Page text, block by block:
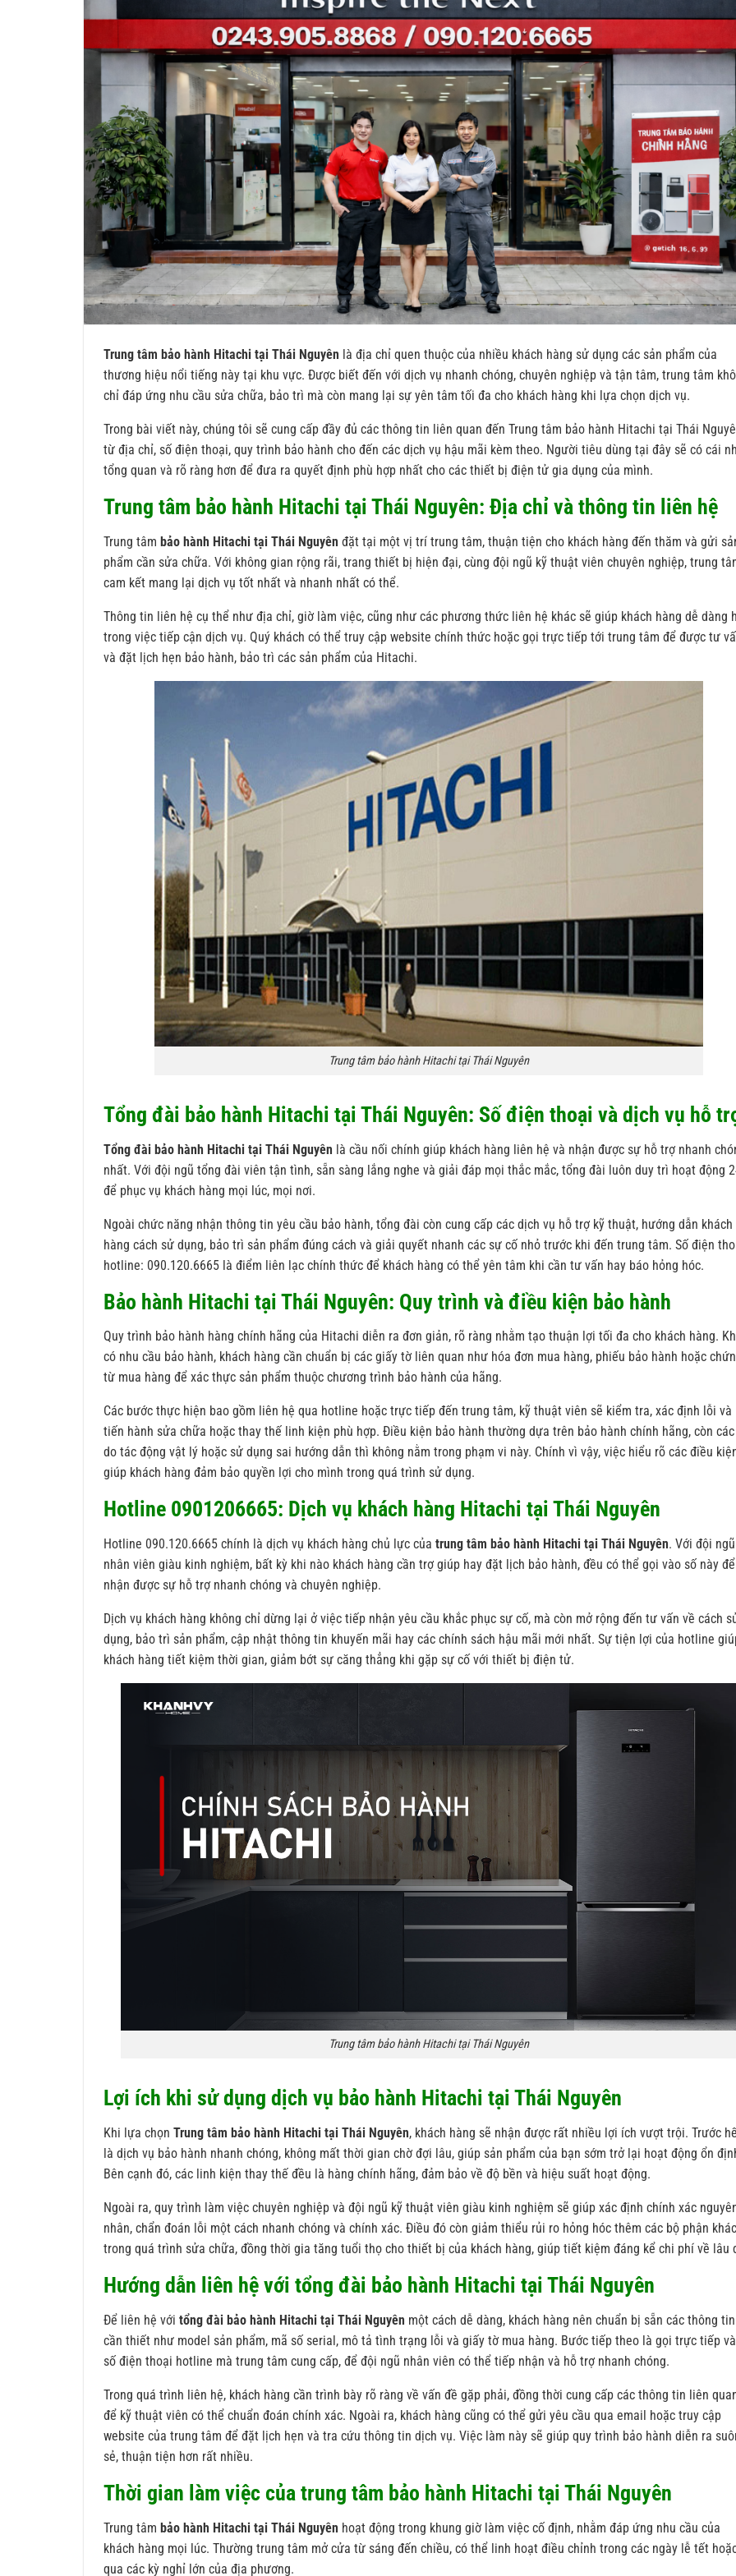
Trung tâm bảo hành Hitachi tại Thái Nguyên là địa chỉ quen thuộc của nhiều khách hàng sử dụng các sản phẩm của
thương hiệu nổi tiếng này tại khu vực. Được biết đến với dịch vụ nhanh chóng, chuyên nghiệp và tận tâm, trung tâm
chỉ đáp ứng nhu cầu sửa chữa, bảo trì mà còn mang lại sự yên tâm tối đa cho khách hàng khi lựa chọn dịch vụ.
Trong bài viết này, chúng tôi sẽ cung cấp đầy đủ các thông tin liên quan đến Trung tâm bảo hành Hitachi tại Thái
từ địa chỉ, số điện thoại, quy trình bảo hành cho đến các dịch vụ hậu mãi kèm theo. Người tiêu dùng tại đây sẽ có cái
tổng quan và rõ ràng hơn để đưa ra quyết định phù hợp nhất cho các thiết bị điện tử gia dụng của mình.
Trung tâm bảo hành Hitachi tại Thái Nguyên: Địa chỉ và thông tin liên hệ
Trung tâm bảo hành Hitachi tại Thái Nguyên đặt tại một vị trí trung tâm, thuận tiện cho khách hàng đến thăm và gửi
phẩm cần sửa chữa. Với không gian rộng rãi, trang thiết bị hiện đại, cùng đội ngũ kỹ thuật viên chuyên nghiệp, trung
cam kết mang lại dịch vụ tốt nhất và nhanh nhất có thể.
Thông tin liên hệ cụ thể như địa chỉ, giờ làm việc, cũng như các phương thức liên hệ khác sẽ giúp khách hàng dễ dàng
trong việc tiếp cận dịch vụ. Quý khách có thể truy cập website chính thức hoặc gọi trực tiếp tới trung tâm để được tư
và đặt lịch hẹn bảo hành, bảo trì các sản phẩm của Hitachi.
Trung tâm bảo hành Hitachi tại Thái Nguyên
Tổng đài bảo hành Hitachi tại Thái Nguyên: Số điện thoại và dịch vụ hỗ
Tổng đài bảo hành Hitachi tại Thái Nguyên là cầu nối chính giúp khách hàng liên hệ và nhận được sự hỗ trợ nhanh
nhất. Với đội ngũ tổng đài viên tận tình, sẵn sàng lắng nghe và giải đáp mọi thắc mắc, tổng đài luôn duy trì hoạt động
để phục vụ khách hàng mọi lúc, mọi nơi.
Ngoài chức năng nhận thông tin yêu cầu bảo hành, tổng đài còn cung cấp các dịch vụ hỗ trợ kỹ thuật, hướng dẫn khách
hàng cách sử dụng, bảo trì sản phẩm đúng cách và giải quyết nhanh các sự cố nhỏ trước khi đến trung tâm. Số điện
hotline: 090.120.6665 là điểm liên lạc chính thức để khách hàng có thể yên tâm khi cần tư vấn hay báo hỏng hóc.
Bảo hành Hitachi tại Thái Nguyên: Quy trình và điều kiện bảo hành
Quy trình bảo hành hàng chính hãng của Hitachi diễn ra đơn giản, rõ ràng nhằm tạo thuận lợi tối đa cho khách hàng.
có nhu cầu bảo hành, khách hàng cần chuẩn bị các giấy tờ liên quan như hóa đơn mua hàng, phiếu bảo hành hoặc
từ mua hàng để xác thực sản phẩm thuộc chương trình bảo hành của hãng.
Các bước thực hiện bao gồm liên hệ qua hotline hoặc trực tiếp đến trung tâm, kỹ thuật viên sẽ kiểm tra, xác định lỗi và
tiến hành sửa chữa hoặc thay thế linh kiện phù hợp. Điều kiện bảo hành thường dựa trên bảo hành chính hãng, còn
do tác động vật lý hoặc sử dụng sai hướng dẫn thì không nằm trong phạm vi này. Chính vì vậy, việc hiểu rõ các điều
giúp khách hàng đảm bảo quyền lợi cho mình trong quá trình sử dụng.
Hotline 0901206665: Dịch vụ khách hàng Hitachi tại Thái Nguyên
Hotline 090.120.6665 chính là dịch vụ khách hàng chủ lực của trung tâm bảo hành Hitachi tại Thái Nguyên. Với đội ngũ
nhân viên giàu kinh nghiệm, bất kỳ khi nào khách hàng cần trợ giúp hay đặt lịch bảo hành, đều có thể gọi vào số này để
nhận được sự hỗ trợ nhanh chóng và chuyên nghiệp.
Dịch vụ khách hàng không chỉ dừng lại ở việc tiếp nhận yêu cầu khắc phục sự cố, mà còn mở rộng đến tư vấn về cách
dụng, bảo trì sản phẩm, cập nhật thông tin khuyến mãi hay các chính sách hậu mãi mới nhất. Sự tiện lợi của hotline
khách hàng tiết kiệm thời gian, giảm bớt sự căng thẳng khi gặp sự cố với thiết bị điện tử.
Trung tâm bảo hành Hitachi tại Thái Nguyên
Lợi ích khi sử dụng dịch vụ bảo hành Hitachi tại Thái Nguyên
Khi lựa chọn Trung tâm bảo hành Hitachi tại Thái Nguyên, khách hàng sẽ nhận được rất nhiều lợi ích vượt trội. Trước
là dịch vụ bảo hành nhanh chóng, không mất thời gian chờ đợi lâu, giúp sản phẩm của bạn sớm trở lại hoạt động ổn
Bên cạnh đó, các linh kiện thay thế đều là hàng chính hãng, đảm bảo về độ bền và hiệu suất hoạt động.
Ngoài ra, quy trình làm việc chuyên nghiệp và đội ngũ kỹ thuật viên giàu kinh nghiệm sẽ giúp xác định chính xác
nhân, chẩn đoán lỗi một cách nhanh chóng và chính xác. Điều đó còn giảm thiểu rủi ro hỏng hóc thêm các bộ phận khác
trong quá trình sửa chữa, đồng thời gia tăng tuổi thọ cho thiết bị của khách hàng, giúp tiết kiệm đáng kể chi phí về lâu
Hướng dẫn liên hệ với tổng đài bảo hành Hitachi tại Thái Nguyên
Để liên hệ với tổng đài bảo hành Hitachi tại Thái Nguyên một cách dễ dàng, khách hàng nên chuẩn bị sẵn các thông tin
cần thiết như model sản phẩm, mã số serial, mô tả tình trạng lỗi và giấy tờ mua hàng. Bước tiếp theo là gọi trực tiếp
số điện thoại hotline mà trung tâm cung cấp, để đội ngũ nhân viên có thể tiếp nhận và hỗ trợ nhanh chóng.
Trong quá trình liên hệ, khách hàng cần trình bày rõ ràng về vấn đề gặp phải, đồng thời cung cấp các thông tin liên
để kỹ thuật viên có thể chuẩn đoán chính xác. Ngoài ra, khách hàng cũng có thể gửi yêu cầu qua email hoặc truy cập
website của trung tâm để đặt lịch hẹn và tra cứu thông tin dịch vụ. Việc làm này sẽ giúp quy trình bảo hành diễn ra
sẻ, thuận tiện hơn rất nhiều.
Thời gian làm việc của trung tâm bảo hành Hitachi tại Thái Nguyên
Trung tâm bảo hành Hitachi tại Thái Nguyên hoạt động trong khung giờ làm việc cố định, nhằm đáp ứng nhu cầu của
khách hàng mọi lúc. Thường trung tâm mở cửa từ sáng đến chiều, có thể linh hoạt điều chỉnh trong các ngày lễ tết
qua các kỳ nghỉ lớn của địa phương.